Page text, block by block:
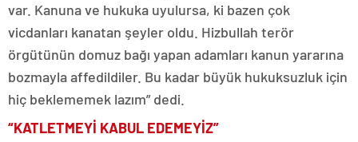
var. Kanuna ve hukuka uyulursa, ki bazen çok
vicdanları kanatan şeyler oldu. Hizbullah terör
örgütünün domuz bağı yapan adamları kanun yararına
bozmayla affedildiler. Bu kadar büyük hukuksuzluk için
hiç beklememek lazım” dedi.
“KATLETMEYİ KABUL EDEMEYİZ”